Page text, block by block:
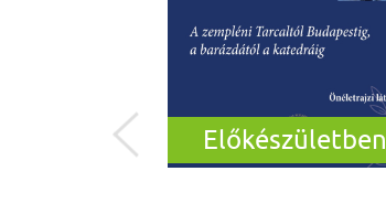
Előkészületben